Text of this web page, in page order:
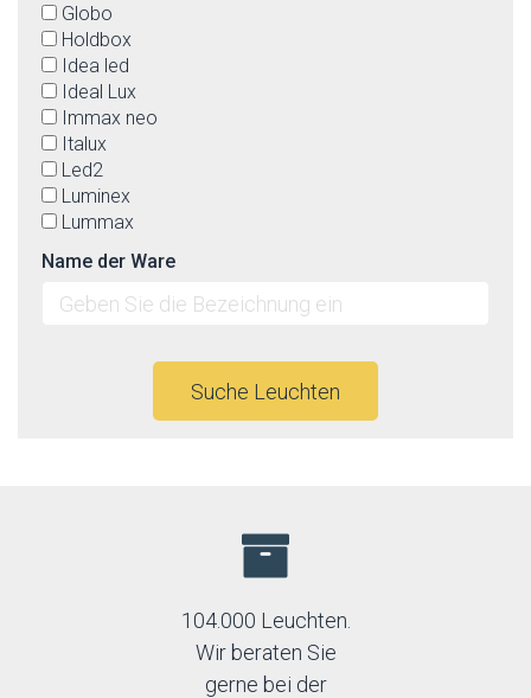
Globo
Holdbox
Idea led
Ideal Lux
Immax neo
Italux
Led2
Luminex
Lummax
Luxera
Max-light
Mi by Milagro
Name der Ware
Suche Leuchten
104.000 Leuchten.
Wir beraten Sie
gerne bei der